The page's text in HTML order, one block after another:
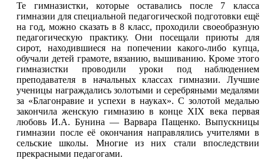
Те гимназистки, которые оставались после 7 класса
гимназии для специальной педагогической подготовки ещё
на год, можно сказать в 8 класс, проходили своеобразную
педагогическую практику. Они посещали приюты для
сирот, находившиеся на попечении какого-либо купца,
обучали детей грамоте, вязанию, вышиванию. Кроме этого
гимназистки проводили уроки под наблюдением
преподавателя в начальных классах гимназии. Лучшие
ученицы награждались золотыми и серебряными медалями
за «Благонравие и успехи в науках». C золотой медалью
закончила женскую гимназию в конце ХIХ века первая
любовь И.А. Бунина — Варвара Пащенко. Выпускницы
гимназии после её окончания направлялись учителями в
сельские школы. Многие из них стали впоследствии
прекрасными педагогами.